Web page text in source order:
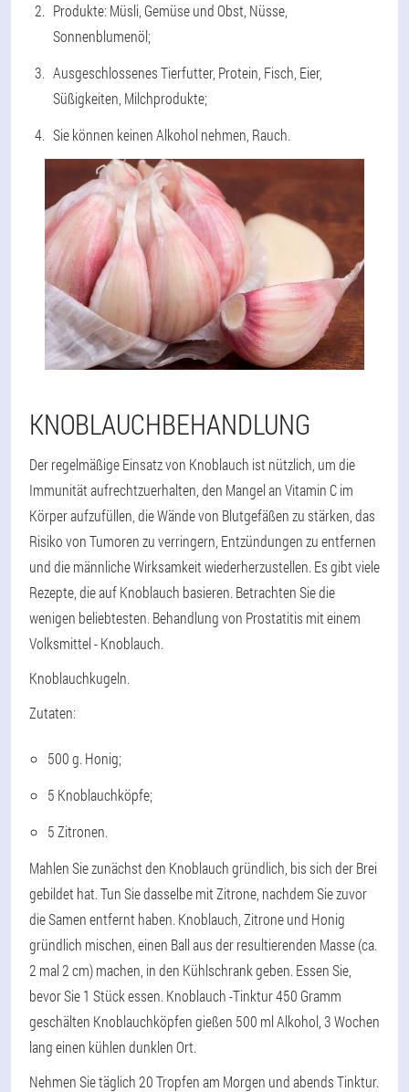
Produkte: Müsli, Gemüse und Obst, Nüsse,
Sonnenblumenöl;
Ausgeschlossenes Tierfutter, Protein, Fisch, Eier,
Süßigkeiten, Milchprodukte;
Sie können keinen Alkohol nehmen, Rauch.
KNOBLAUCHBEHANDLUNG
Der regelmäßige Einsatz von Knoblauch ist nützlich, um die
Immunität aufrechtzuerhalten, den Mangel an Vitamin C im
Körper aufzufüllen, die Wände von Blutgefäßen zu stärken, das
Risiko von Tumoren zu verringern, Entzündungen zu entfernen
und die männliche Wirksamkeit wiederherzustellen. Es gibt viele
Rezepte, die auf Knoblauch basieren. Betrachten Sie die
wenigen beliebtesten. Behandlung von Prostatitis mit einem
Volksmittel - Knoblauch.
Knoblauchkugeln.
Zutaten:
500 g. Honig;
5 Knoblauchköpfe;
5 Zitronen.
Mahlen Sie zunächst den Knoblauch gründlich, bis sich der Brei
gebildet hat. Tun Sie dasselbe mit Zitrone, nachdem Sie zuvor
die Samen entfernt haben. Knoblauch, Zitrone und Honig
gründlich mischen, einen Ball aus der resultierenden Masse (ca.
2 mal 2 cm) machen, in den Kühlschrank geben. Essen Sie,
bevor Sie 1 Stück essen. Knoblauch -Tinktur 450 Gramm
geschälten Knoblauchköpfen gießen 500 ml Alkohol, 3 Wochen
lang einen kühlen dunklen Ort.
Nehmen Sie täglich 20 Tropfen am Morgen und abends Tinktur.